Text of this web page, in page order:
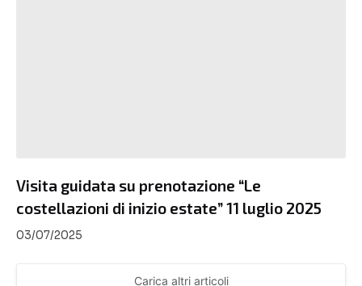
Visita guidata su prenotazione “Le
costellazioni di inizio estate” 11 luglio 2025
03/07/2025
Carica altri articoli